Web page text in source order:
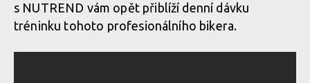
s NUTREND vám opět přiblíží denní dávku
tréninku tohoto profesionálního bikera.